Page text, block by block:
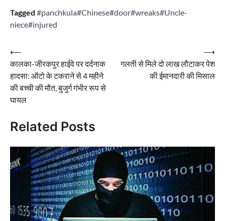
Tagged #panchkula#Chinese#door#wreaks#Uncle-
niece#injured
Post
navigation
⟵
कालका-जीरकपुर हाईवे पर दर्दनाक
हादसा: ऑटो के टकराने से 4 महीने
की बच्ची की मौत, बुजुर्ग गंभीर रूप से
घायल
गलती से मिले दो लाख लौटाकर पेश
की ईमानदारी की मिसाल
⟶
Related Posts